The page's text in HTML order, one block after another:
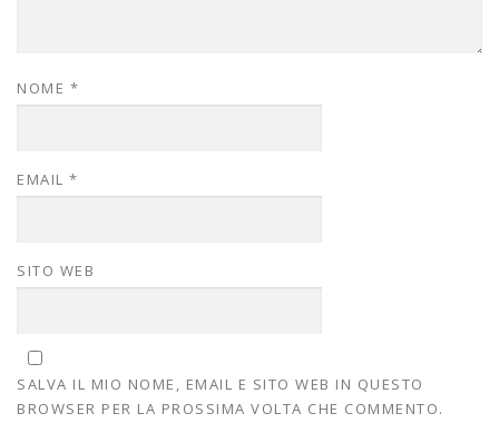
NOME *
EMAIL *
SITO WEB
SALVA IL MIO NOME, EMAIL E SITO WEB IN QUESTO
BROWSER PER LA PROSSIMA VOLTA CHE COMMENTO.